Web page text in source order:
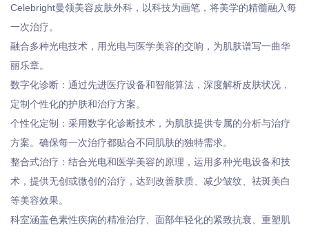
Celebright曼领美容皮肤外科，以科技为画笔，将美学的精髓融入每
一次治疗。
融合多种光电技术，用光电与医学美容的交响，为肌肤谱写一曲华
丽乐章。
数字化诊断：通过先进医疗设备和智能算法，深度解析皮肤状况，
定制个性化的护肤和治疗方案。
个性化定制：采用数字化诊断技术，为肌肤提供专属的分析与治疗
方案。确保每一次治疗都贴合不同肌肤的独特需求。
整合式治疗：结合光电和医学美容的原理，运用多种光电设备和技
术，提供无创或微创的治疗，达到改善肤质、减少皱纹、祛斑美白
等美容效果。
科室涵盖色素性疾病的精准治疗、面部年轻化的紧致抗衰、重塑肌